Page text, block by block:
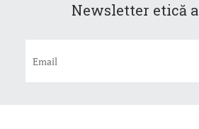
Newsletter etică